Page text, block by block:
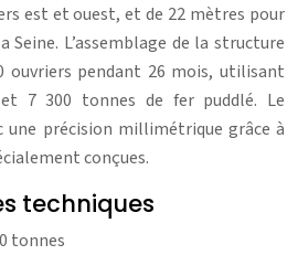
est et ouest, et de 22 mètres pour
L’assemblage de la structure
ouvriers pendant 26 mois, utilisant
7 300 tonnes de fer puddlé. Le
une précision millimétrique grâce à
conçues.
techniques
tonnes